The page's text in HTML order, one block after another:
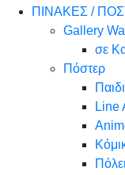
ΠΙΝΑΚΕΣ /
Gallery Wall
σε
Πόστερ
Line